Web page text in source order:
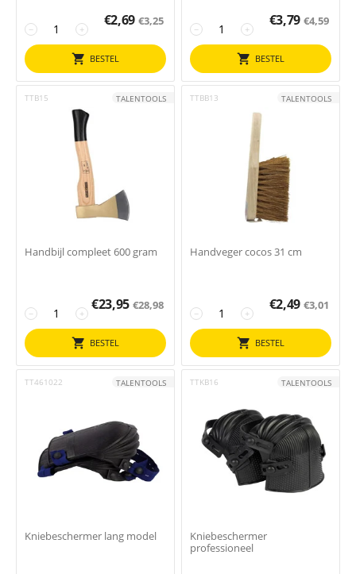
+
−
€2,69 €3,25
BESTEL
+
−
€3,79 €4,59
BESTEL
TTB15 TALENTOOLS
Handbijl compleet 600 gram
+
−
€23,95 €28,98
BESTEL
TTBB13 TALENTOOLS
Handveger cocos 31 cm
+
−
€2,49 €3,01
BESTEL
TT461022 TALENTOOLS
Kniebeschermer lang model
TTKB16 TALENTOOLS
Kniebeschermer
professioneel